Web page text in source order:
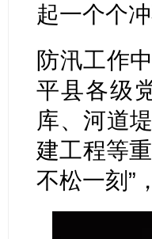
起一个个冲
防汛工作
平县各级
库、河道
建工程等
不松一刻”